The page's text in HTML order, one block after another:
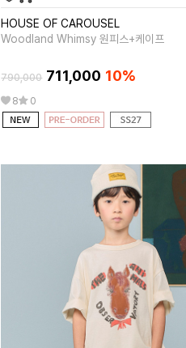
HOUSE OF CAROUSEL
Woodland Whimsy 원피스+케이프
790,000 711,000 10%
8 0